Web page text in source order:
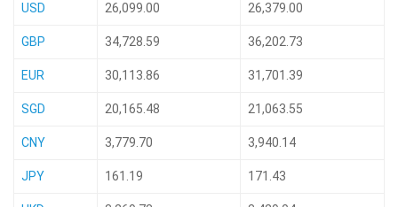
USD 26,099.00 26,379.00
GBP 34,728.59 36,202.73
EUR 30,113.86 31,701.39
SGD 20,165.48 21,063.55
CNY 3,779.70 3,940.14
JPY 161.19 171.43